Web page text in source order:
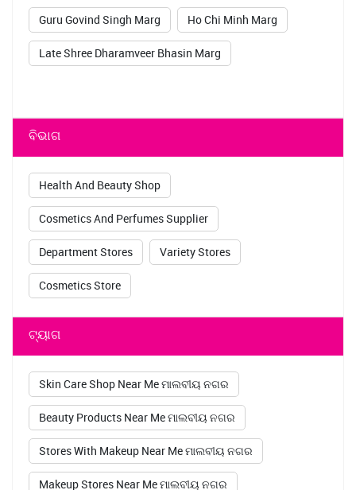
Guru Govind Singh Marg Ho Chi Minh Marg
Late Shree Dharamveer Bhasin Marg
ବିଭାଗ
Health And Beauty Shop
Cosmetics And Perfumes Supplier
Department Stores Variety Stores
Cosmetics Store
ଟ୍ୟାଗ
Skin Care Shop Near Me ମାଲବୀୟ ନଗର
Beauty Products Near Me ମାଲବୀୟ ନଗର
Stores With Makeup Near Me ମାଲବୀୟ ନଗର
Makeup Stores Near Me ମାଲବୀୟ ନଗର